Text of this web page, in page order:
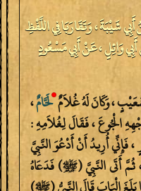
شَيْبَةَ ، وَتَقَارَبَا فِي اللَّفْظِ
وَائِلٍ ، عَنْ أَبِي مَسْعُودٍ
، وَكَانَ لَهُ غُلاَمٌلَحَّامٌ،
الْجُوعَ ، فَقَالَ لِغُلاَمِهِ :
أُرِيدُ أَنْ أَدْعُوَ النَّبِيَّ
أَتَى النَّبِيَّ (ﷺ) فَدَعَاهُ